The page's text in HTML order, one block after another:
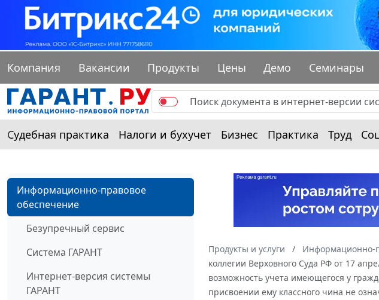
Компания Вакансии Продукты Цены Демо Семинары
Судебная практика Налоги и бухучет Бизнес Практика Труд
Информационно-правовое
обеспечение
Безупречный сервис
Система ГАРАНТ
Интернет-версия системы
ГАРАНТ
Продукты и услуги Информационно-
коллегии Верховного Суда РФ от 17
возможность учета имеющегося у
присвоении ему классного чина не